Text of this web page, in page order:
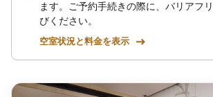
ます。ご予約手続きの際に、バリアフ
びください。
空室状況と料金を表示